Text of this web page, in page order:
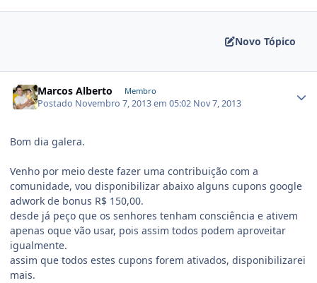
Novo Tópico
Marcos Alberto Membro
Postado Novembro 7, 2013 em 05:02 Nov 7, 2013
Bom dia galera.
Venho por meio deste fazer uma contribuição com a
comunidade, vou disponibilizar abaixo alguns cupons google
adwork de bonus R$ 150,00.
desde já peço que os senhores tenham consciência e ativem
apenas oque vão usar, pois assim todos podem aproveitar
igualmente.
assim que todos estes cupons forem ativados, disponibilizarei
mais.